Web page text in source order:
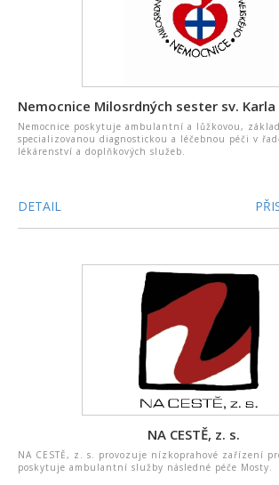
Nemocnice poskytuje ambulantní a lůžkovou,
specializovanou diagnostickou a léčebnou péči v
lékárenství a doplňkových služeb.
DETAIL
NA CESTĚ, z. s.
NA CESTĚ, z. s. provozuje nízkoprahové zařízení
poskytuje ambulantní služby následné péče Mosty.